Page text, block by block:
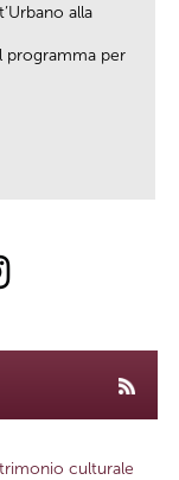
alla
programma per
culturale